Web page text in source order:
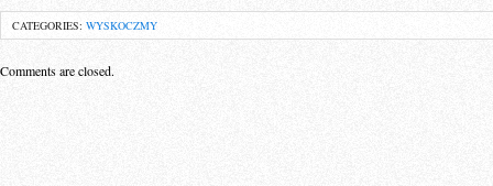
CATEGORIES: WYSKOCZMY
Comments are closed.